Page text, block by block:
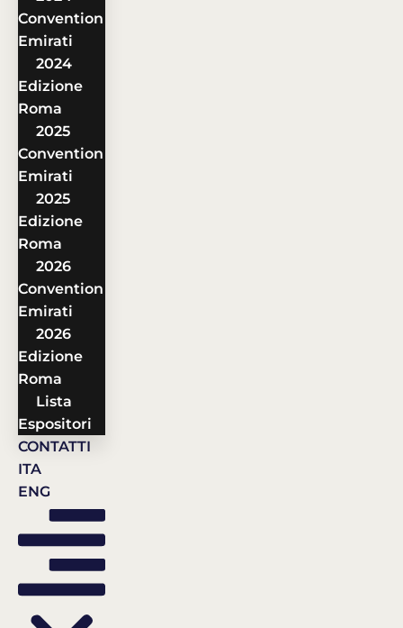
Convention
Emirati
2024
Edizione
Roma
2025
Convention
Emirati
2025
Edizione
Roma
2026
Convention
Emirati
2026
Edizione
Roma
Lista
Espositori
CONTATTI
ITA
ENG